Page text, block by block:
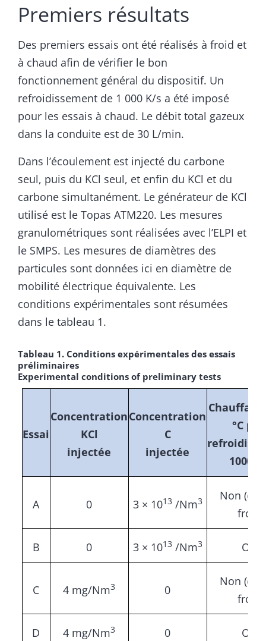
Premiers résultats
Des premiers essais ont été réalisés à froid et
à chaud afin de vérifier le bon
fonctionnement général du dispositif. Un
refroidissement de 1 000 K/s a été imposé
pour les essais à chaud. Le débit total gazeux
dans la conduite est de 30 L/min.
Dans l’écoulement est injecté du carbone
seul, puis du KCl seul, et enfin du KCl et du
carbone simultanément. Le générateur de KCl
utilisé est le Topas ATM220. Les mesures
granulométriques sont réalisées avec l’ELPI et
le SMPS. Les mesures de diamètres des
particules sont données ici en diamètre de
mobilité électrique équivalente. Les
conditions expérimentales sont résumées
dans le tableau 1.
Tableau 1. Conditions expérimentales des essais
préliminaires
Experimental conditions of preliminary tests
Essai
Concentration
KCl
injectée
Concentration
C
injectée
Chauffage
°C
1000
A 0 3 × 1013 /Nm3
Non
froid)
B 0 3 × 1013 /Nm3 Oui
C 4 mg/Nm3 0
Non
froid)
D 4 mg/Nm3 0 Oui